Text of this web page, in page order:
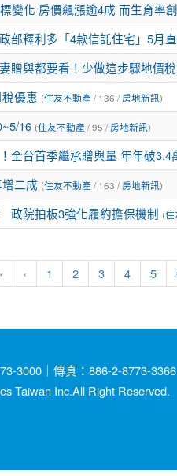
變化 房價飆漲逾4成 而生育率
部釋利多「4款信託住宅」5月
贈與都要看！少做這步驟地價
優惠 (住友不動產 / 136 / 房地新訊)
16 (住友不動產 / 95 / 房地新訊)
全台首季繼承贈與量 年年破3.4
二成 (住友不動產 / 163 / 房地新訊)
政院拍板3強化履約擔保機制 (住
‹ 1 2 3 4 5
3000｜傳真：886-2-8773-
Taiwan Inc.All Right Reserved.